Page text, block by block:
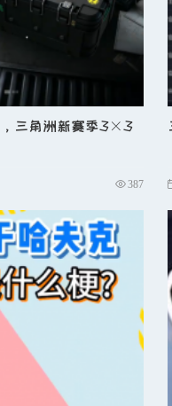
资价值小于 5万：
：单局 6分钟收获
新跑法
，转身进入旁边房
后查看两张桌子：
新电子类大红。
新工具材料类大
人机盒子，上楼人
跳跃下水道，吃掉
周边房屋及散落小
，三角洲新赛季3×3
387